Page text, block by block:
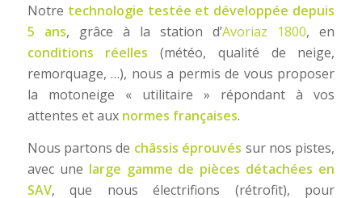
Notre technologie testée et développée depuis
5 ans, grâce à la station d’Avoriaz 1800, en
conditions réelles (météo, qualité de neige,
remorquage, …), nous a permis de vous proposer
la motoneige « utilitaire » répondant à vos
attentes et aux normes françaises.
Nous partons de châssis éprouvés sur nos pistes,
avec une large gamme de pièces détachées en
SAV, que nous électrifions (rétrofit), pour